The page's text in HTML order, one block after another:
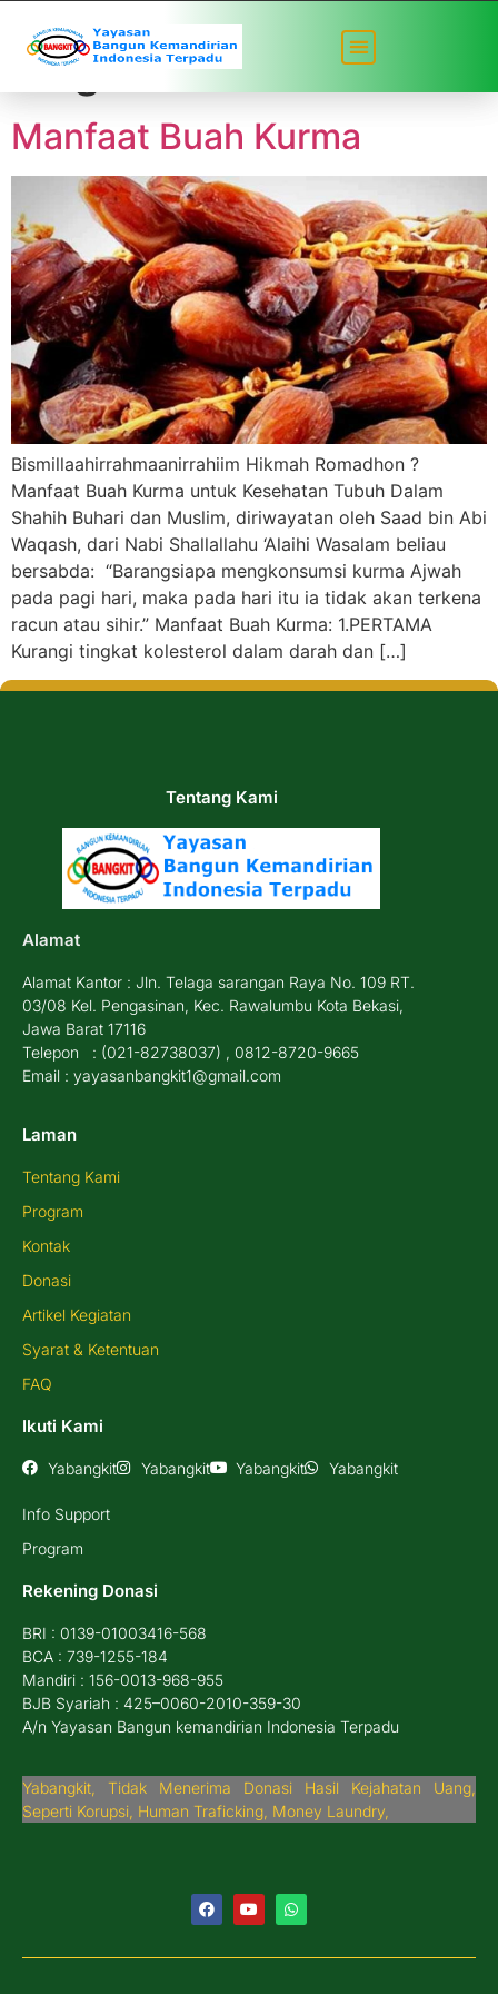
Tag:bakti ramadhan
Manfaat Buah Kurma
Bismillaahirrahmaanirrahiim Hikmah Romadhon ?
Manfaat Buah Kurma untuk Kesehatan Tubuh Dalam
Shahih Buhari dan Muslim, diriwayatan oleh Saad bin Abi
Waqash, dari Nabi Shallallahu ‘Alaihi Wasalam beliau
bersabda: “Barangsiapa mengkonsumsi kurma Ajwah
pada pagi hari, maka pada hari itu ia tidak akan terkena
racun atau sihir.” Manfaat Buah Kurma: 1.PERTAMA
Kurangi tingkat kolesterol dalam darah dan […]
Tentang Kami
Alamat
Alamat Kantor : Jln. Telaga sarangan Raya No. 109 RT.
03/08 Kel. Pengasinan, Kec. Rawalumbu Kota Bekasi,
Jawa Barat 17116
Telepon : (021-82738037) , 0812-8720-9665
Email : yayasanbangkit1@gmail.com
Laman
Tentang Kami
Program
Kontak
Donasi
Artikel Kegiatan
Syarat & Ketentuan
FAQ
Ikuti Kami
Yabangkit Yabangkit Yabangkit Yabangkit
Info Support
Program
Rekening Donasi
BRI : 0139-01003416-568
BCA : 739-1255-184
Mandiri : 156-0013-968-955
BJB Syariah : 425–0060-2010-359-30
A/n Yayasan Bangun kemandirian Indonesia Terpadu
Yabangkit, Tidak Menerima Donasi Hasil Kejahatan Uang,
Seperti Korupsi, Human Traficking, Money Laundry,